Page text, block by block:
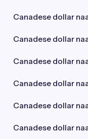
Canadese dollar
Canadese dollar
Canadese dollar
Canadese dollar
Canadese dollar
Canadese dollar